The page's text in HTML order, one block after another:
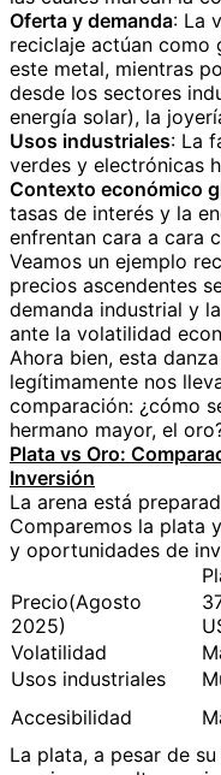
Oferta y demanda: La
reciclaje actúan como
este metal, mientras
desde los sectores
energía solar), la
Usos industriales: La
verdes y electrónicas
Contexto económico
tasas de interés y la
enfrentan cara a cara
Veamos un ejemplo
precios ascendentes
demanda industrial y
ante la volatilidad
Ahora bien, esta
legítimamente nos
comparación: ¿cómo
hermano mayor, el
Plata vs Oro:
Inversión
La arena está
Comparemos la plata
y oportunidades de
Precio(Agosto
2025)
Volatilidad
Usos industriales
Accesibilidad
La plata, a pesar de